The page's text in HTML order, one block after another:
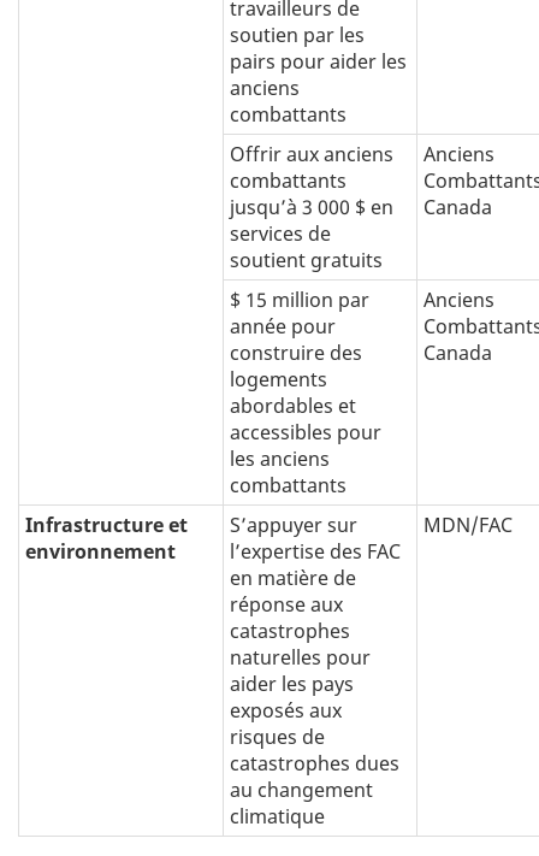
travailleurs de
soutien par les
pairs pour aider les
anciens
combattants
Offrir aux anciens
combattants
jusqu’à 3 000 $ en
services de
soutient gratuits
Anciens
Canada
$ 15 million par
année pour
construire des
logements
abordables et
accessibles pour
les anciens
combattants
Anciens
Canada
Infrastructure et
environnement
S’appuyer sur
l’expertise des FAC
en matière de
réponse aux
catastrophes
naturelles pour
aider les pays
exposés aux
risques de
catastrophes dues
au changement
climatique
MDN/FAC